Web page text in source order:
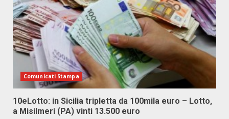
Comunicati Stampa
10eLotto: in Sicilia tripletta da 100mila euro – Lotto,
a Misilmeri (PA) vinti 13.500 euro